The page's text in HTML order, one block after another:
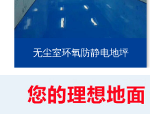
无尘室环氧防静电地坪